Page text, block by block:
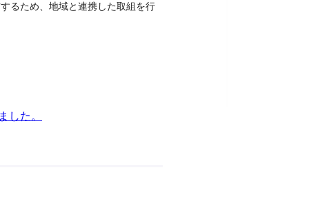
るため、地域と連携した取組を行
した。